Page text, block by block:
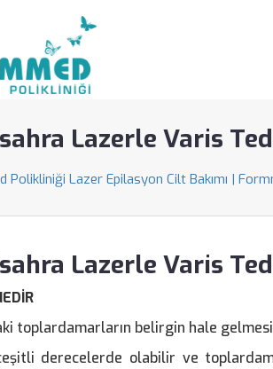
Lazerle Varis
Polikliniği Lazer Epilasyon Cilt Bakımı |
Lazerle Varis
toplardamarların belirgin hale
derecelerde olabilir ve